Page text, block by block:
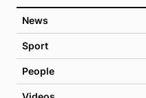
News
Sport
People